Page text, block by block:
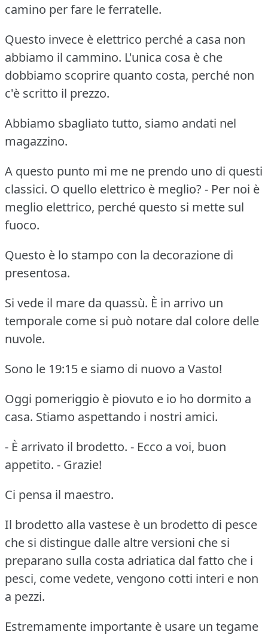
camino per fare le ferratelle.
Questo invece è elettrico perché a casa non
abbiamo il cammino. L'unica cosa è che
dobbiamo scoprire quanto costa, perché non
c'è scritto il prezzo.
Abbiamo sbagliato tutto, siamo andati nel
magazzino.
A questo punto mi me ne prendo uno di questi
classici. O quello elettrico è meglio? - Per noi è
meglio elettrico, perché questo si mette sul
fuoco.
Questo è lo stampo con la decorazione di
presentosa.
Si vede il mare da quassù. È in arrivo un
temporale come si può notare dal colore delle
nuvole.
Sono le 19:15 e siamo di nuovo a Vasto!
Oggi pomeriggio è piovuto e io ho dormito a
casa. Stiamo aspettando i nostri amici.
- È arrivato il brodetto. - Ecco a voi, buon
appetito. - Grazie!
Ci pensa il maestro.
Il brodetto alla vastese è un brodetto di pesce
che si distingue dalle altre versioni che si
preparano sulla costa adriatica dal fatto che i
pesci, come vedete, vengono cotti interi e non
a pezzi.
Estremamente importante è usare un tegame